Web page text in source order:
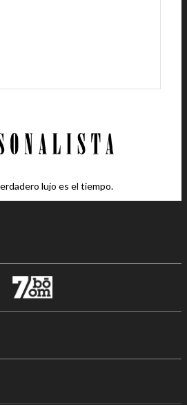
lujo es el tiempo.